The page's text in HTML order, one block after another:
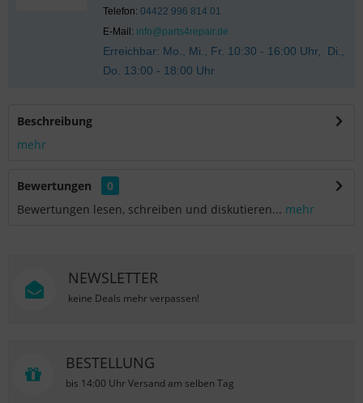
Telefon: 04422 996 814 01
E-Mail: info@parts4repair.de
Erreichbar: Mo., Mi., Fr. 10:30 - 16:00 Uhr, Di.,
Do. 13:00 - 18:00 Uhr
Beschreibung
mehr
Bewertungen
0
Bewertungen lesen, schreiben und diskutieren... mehr
NEWSLETTER
keine Deals mehr verpassen!
BESTELLUNG
bis 14:00 Uhr Versand am selben Tag